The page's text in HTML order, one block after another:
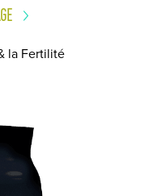
la Fertilité